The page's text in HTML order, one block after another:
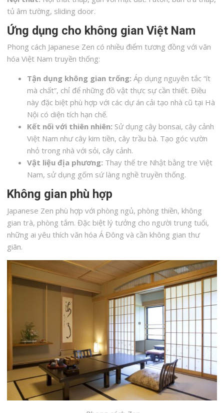
tủ âm tường, sliding door.
Ứng dụng cho không gian Việt Nam
Phong cách Japanese Zen có nhiều điểm tương đồng với văn
hóa Việt Nam truyền thống:
Tận dụng không gian trống: Áp dụng nguyên tắc “ít
mà chất”, chỉ để những đồ vật thực sự cần thiết. Điều
này đặc biệt phù hợp với các dự án cải tạo nhà cũ tại Hà
Nội có diện tích hạn chế.
Kết nối với thiên nhiên: Sử dụng cây bonsai, cây cảnh
Việt Nam như cây kim tiền, cây trầu bà. Tạo góc vườn
nhỏ trong nhà với sỏi, cây cảnh.
Vật liệu địa phương: Thay thế tre Nhật bằng tre Việt
Nam, sử dụng gốm sứ làng nghề truyền thống.
Không gian phù hợp
Japanese Zen phù hợp với phòng ngủ, phòng thiền, không
gian trà, phòng tắm. Đặc biệt lý tưởng cho người trung tuổi,
những ai yêu thích văn hóa Á Đông và cần không gian thư
giãn.